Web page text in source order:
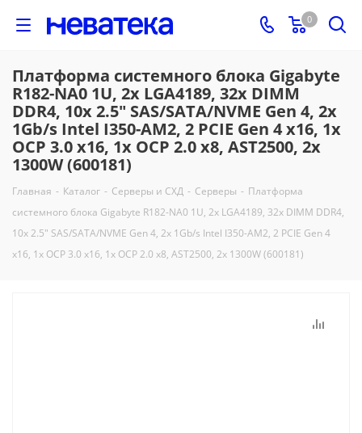
0
Платформа системного блока Gigabyte
R182-NA0 1U, 2x LGA4189, 32x DIMM
DDR4, 10x 2.5" SAS/SATA/NVME Gen 4, 2x
1Gb/s Intel I350-AM2, 2 PCIE Gen 4 x16, 1x
OCP 3.0 x16, 1x OCP 2.0 x8, AST2500, 2x
1300W (600181)
Главная - Каталог - Серверы и СХД - Серверы - Платформа
системного блока Gigabyte R182-NA0 1U, 2x LGA4189, 32x DIMM DDR4,
10x 2.5" SAS/SATA/NVME Gen 4, 2x 1Gb/s Intel I350-AM2, 2 PCIE Gen 4
x16, 1x OCP 3.0 x16, 1x OCP 2.0 x8, AST2500, 2x 1300W (600181)